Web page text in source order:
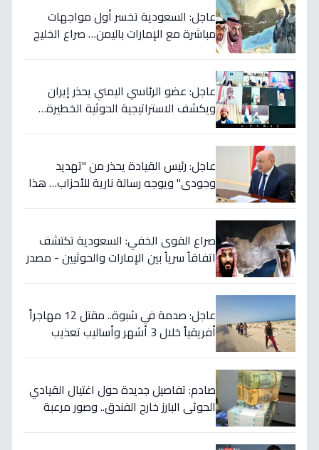
عاجل: السعودية تخسر أول مواجهات
مباشرة مع الإمارات باليمن… صراع الخليج
عاجل: عضو الرئاسي اليمني يحذر إيران
ويكشف الاستراتيجية الحوثية الخطيرة…
عاجل: رئيس القيادة يحذر من "تهديد
وجودي" ويوجه رسالة نارية للأحزاب… هذا
صراع القوى الخفي: السعودية تكتشف
اتفاقاً سرياً بين الإمارات والحوثيين - مصدر
عاجل: صدمة في شبوة.. مقتل 12 مهاجراً
أفريقياً خلال 3 أشهر وأساليب تعذيب
صادم: تفاصيل جديدة حول اغتيال القيادي
الحوثي البارز خارج الفندق.. وصور مرعبة